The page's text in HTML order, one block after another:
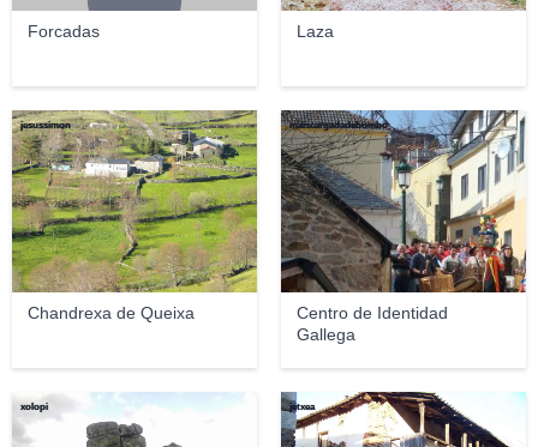
Forcadas Laza
Chandrexa de Queixa
jesussimon
Centro de Identidad
Gallega
maiscargadadebombo
xolopi jetxea